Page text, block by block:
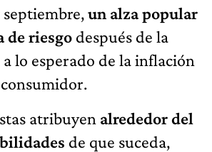
septiembre,un alza popular
de riesgo después de la
lo esperado de la inflación
atribuyen alrededor del
de que suceda,